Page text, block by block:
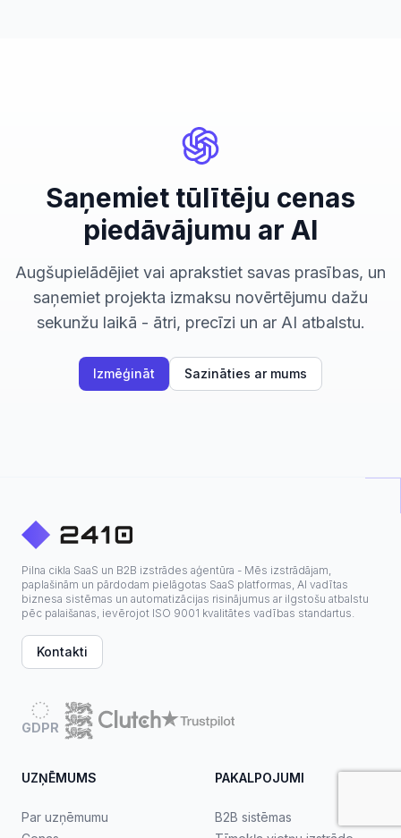
Saņemiet tūlītēju cenas
piedāvājumu ar AI
Augšupielādējiet vai aprakstiet savas prasības, un
saņemiet projekta izmaksu novērtējumu dažu
sekunžu laikā - ātri, precīzi un ar AI atbalstu.
Izmēģināt Sazināties ar mums
Pilna cikla SaaS un B2B izstrādes aģentūra - Mēs izstrādājam,
paplašinām un pārdodam pielāgotas SaaS platformas, AI vadītas
biznesa sistēmas un automatizācijas risinājumus ar ilgstošu atbalstu
pēc palaišanas, ievērojot ISO 9001 kvalitātes vadības standartus.
Kontakti
GDPR
UZŅĒMUMS
Par uzņēmumu
PAKALPOJUMI
B2B sistēmas